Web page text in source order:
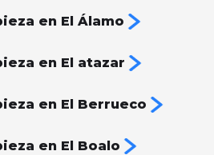
en El Álamo
en El atazar
en El Berrueco
en El Boalo